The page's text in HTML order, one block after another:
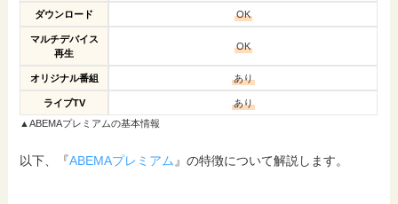
ダウンロード OK
マルチデバイス
再生
OK
オリジナル番組 あり
ライブTV
あり
▲ABEMAプレミアムの基本情報
以下、『ABEMAプレミアム 』の特徴について解説します。